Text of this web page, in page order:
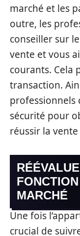
marché et les
outre, les
conseiller sur
vente et vous
courants. Cela
transaction.
professionnels
sécurité pour
réussir la
MARCHÉ
Une fois
crucial de